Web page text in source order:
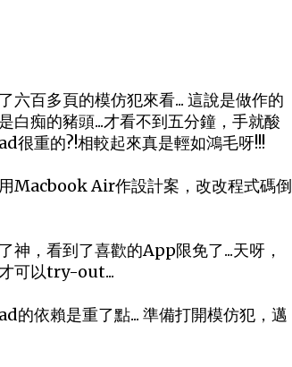
六百多頁的模仿犯來看... 這說是做作的
白痴的豬頭...才看不到五分鐘，手就酸
很重的?!相較起來真是輕如鴻毛呀!!!
Macbook Air作設計案，改改程式碼倒
神，看到了喜歡的App限免了...天呀，
可以try-out...
的依賴是重了點... 準備打開模仿犯，邁